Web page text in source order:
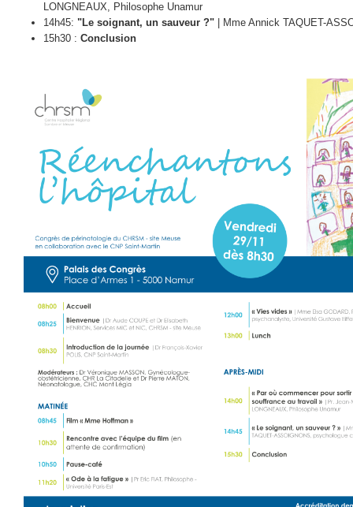
LONGNEAUX, Philosophe Unamur
14h45: "Le soignant, un sauveur ?" | Mme Annick TAQUET-
15h30 : Conclusion